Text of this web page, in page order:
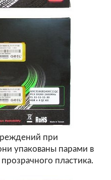
при
упакованы парами в
пластика.